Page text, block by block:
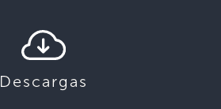
Descargas